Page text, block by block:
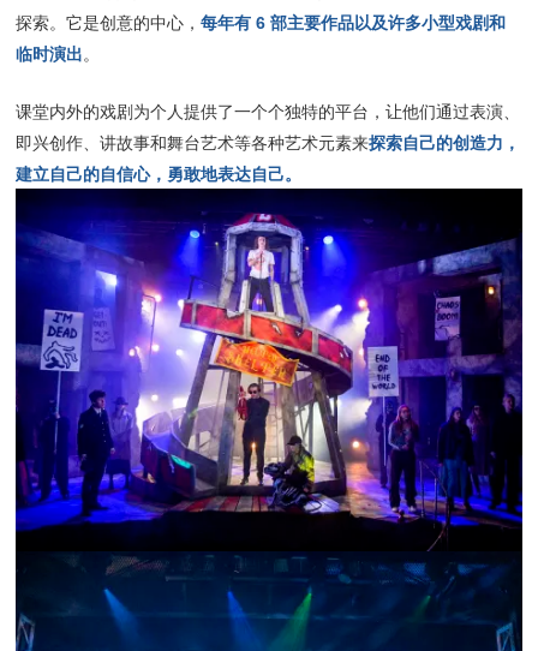
探索。它是创意的中心，每年有 6 部主要作品以及许多小型戏剧和
临时演出。
课堂内外的戏剧为个人提供了一个个独特的平台，让他们通过表演、
即兴创作、讲故事和舞台艺术等各种艺术元素来探索自己的创造力，
建立自己的自信心，勇敢地表达自己。